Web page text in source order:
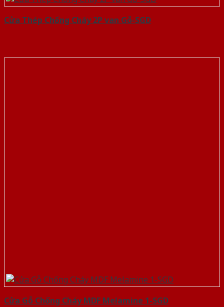
Cửa Thép Chống Cháy 2P van Gỗ-SGD
Cửa Gỗ Chống Cháy MDF Melamine 1-SGD